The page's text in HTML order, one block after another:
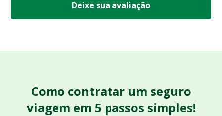
Deixe sua avaliação
Como contratar um seguro
viagem em 5 passos simples!